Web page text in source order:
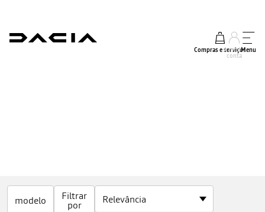
Compras e serviços
A minha
conta
Menu
modelo Filtrar
por